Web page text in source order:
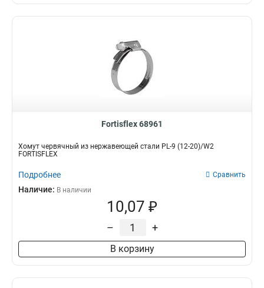
Fortisflex 68961
Хомут червячный из нержавеющей стали PL-9 (12-20)/W2
FORTISFLEX
Подробнее Сравнить
Наличие: В наличии
10,07 ₽
– +
В корзину